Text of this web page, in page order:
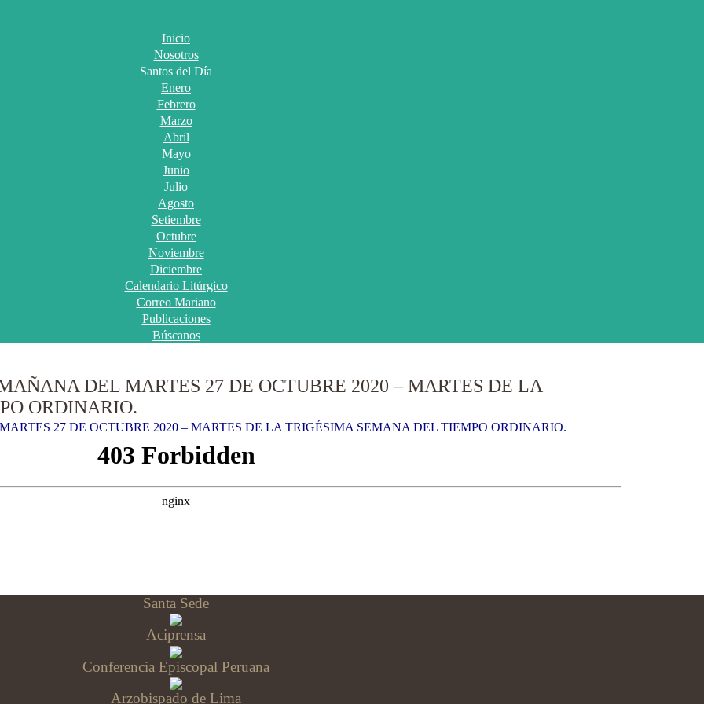
Inicio
Nosotros
Santos del Día
Enero
Febrero
Marzo
Abril
Mayo
Junio
Julio
Agosto
Setiembre
Octubre
Noviembre
Diciembre
Calendario Litúrgico
Correo Mariano
Publicaciones
Búscanos
DEL MARTES 27 DE OCTUBRE 2020 – MARTES DE LA
ORDINARIO.
27 DE OCTUBRE 2020 – MARTES DE LA TRIGÉSIMA SEMANA DEL TIEMPO ORDINARIO.
Santa Sede
Aciprensa
Conferencia Episcopal Peruana
Arzobispado de Lima